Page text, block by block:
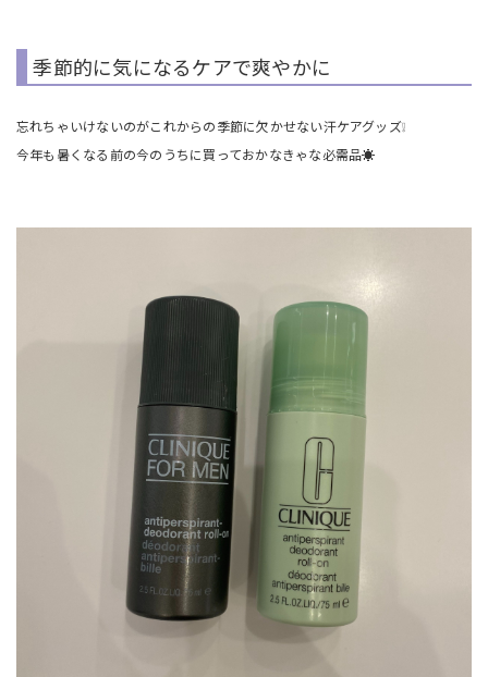
季節的に気になるケアで爽やかに
忘れちゃいけないのがこれからの季節に欠かせない汗ケアグッズ❕
今年も暑くなる前の今のうちに買っておかなきゃな必需品☀